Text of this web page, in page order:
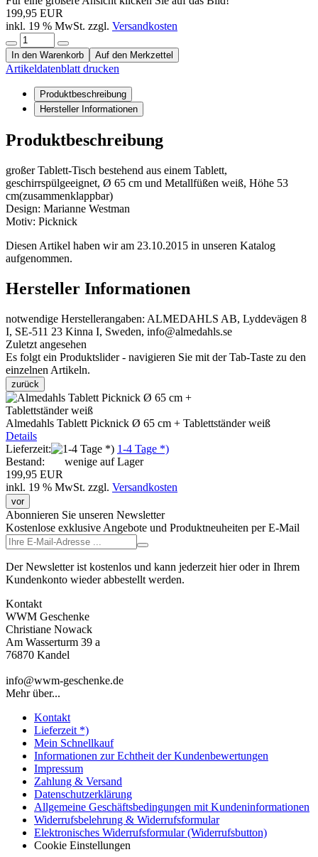
199,95 EUR
inkl. 19 % MwSt. zzgl. Versandkosten
In den Warenkorb Auf den Merkzettel
Artikeldatenblatt drucken
Produktbeschreibung
Hersteller Informationen
Produktbeschreibung
großer Tablett-Tisch bestehend aus einem Tablett,
geschirrspülgeeignet, Ø 65 cm und Metallfüßen weiß, Höhe 53
cm(zusammenklappbar)
Design: Marianne Westman
Motiv: Picknick
Diesen Artikel haben wir am 23.10.2015 in unseren Katalog
aufgenommen.
Hersteller Informationen
notwendige Herstellerangaben: ALMEDAHLS AB, Lyddevägen 8
I, SE-511 23 Kinna I, Sweden, info@almedahls.se
Zuletzt angesehen
Es folgt ein Produktslider - navigieren Sie mit der Tab-Taste zu den
einzelnen Artikeln.
zurück
Almedahls Tablett Picknick Ø 65 cm + Tablettständer weiß
Details
Lieferzeit:
1-4 Tage *)
Bestand:
wenige auf Lager
199,95 EUR
inkl. 19 % MwSt. zzgl. Versandkosten
vor
Abonnieren Sie unseren Newsletter
Kostenlose exklusive Angebote und Produktneuheiten per E-Mail
Der Newsletter ist kostenlos und kann jederzeit hier oder in Ihrem
Kundenkonto wieder abbestellt werden.
Kontakt
WWM Geschenke
Christiane Nowack
Am Wasserturm 39 a
76870 Kandel
info@wwm-geschenke.de
Mehr über...
Kontakt
Lieferzeit *)
Mein Schnellkauf
Informationen zur Echtheit der Kundenbewertungen
Impressum
Zahlung & Versand
Datenschutzerklärung
Allgemeine Geschäftsbedingungen mit Kundeninformationen
Widerrufsbelehrung & Widerrufsformular
Elektronisches Widerrufsformular (Widerrufsbutton)
Cookie Einstellungen